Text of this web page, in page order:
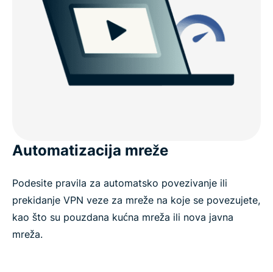
Automatizacija mreže
Podesite pravila za automatsko povezivanje ili
prekidanje VPN veze za mreže na koje se povezujete,
kao što su pouzdana kućna mreža ili nova javna
mreža.